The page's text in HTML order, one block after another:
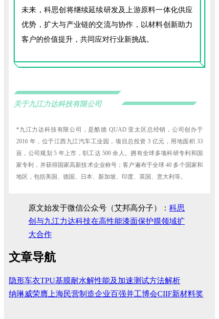
未来，科思创将继续延续研发及上游原料一体化供应
优势，扩大与产业链的交流与协作，以材料创新助力
客户的价值提升，共同应对行业新挑战。
关于九江力达科技有限公司
*九江力达科技有限公司，是酷德 QUAD 亚太区总经销，公司创办于
2016 年，位于江西九江汽车工业园，项目总投资 3 亿元，用地面积 33
亩，公司规划 5 年上市，职工达 500 余人。拥有全球多项科研专利和国
家专利，并获得国家高新技术企业称号；客户遍布于全球 40 多个国家和
地区，包括美国、德国、日本、新加坡、印度、英国、意大利等。
原文始发于微信公众号（艾邦高分子）： 科思
创与九江力达科技在高性能漆面保护膜领域扩
大合作
文章导航
隐形车衣TPU基膜耐水解性能及加速测试方法解析
纳琳威荣膺上海民营制造企业百强并工博会CIIF新材料奖